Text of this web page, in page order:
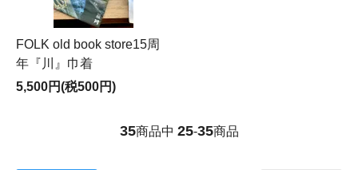
FOLK old book store15周
年『川』巾着
5,500円(税500円)
35商品中 25-35商品